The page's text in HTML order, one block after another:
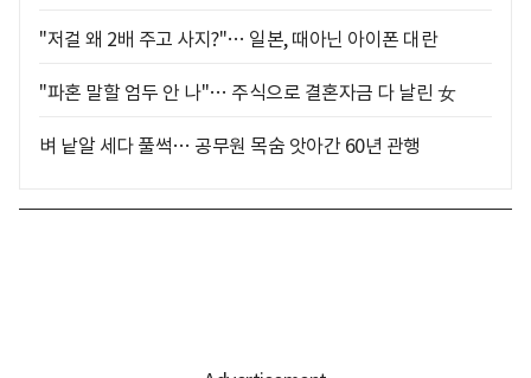
"저걸 왜 2배 주고 사지?"… 일본, 때아닌 아이폰 대란
"파혼 말할 엄두 안 나"… 주식으로 결혼자금 다 날린 女
벼 낱알 세다 풀썩… 공무원 목숨 앗아간 60년 관행